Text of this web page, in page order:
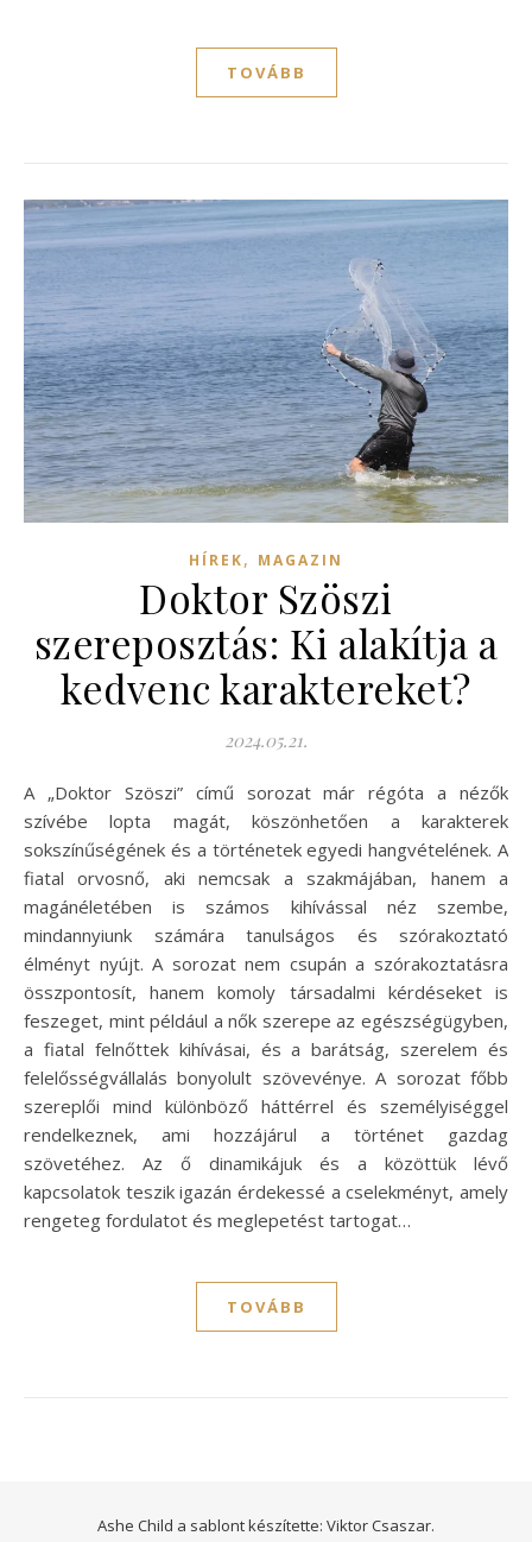
TOVÁBB
HÍREK, MAGAZIN
Doktor Szöszi
szereposztás: Ki alakítja a
kedvenc karaktereket?
2024.05.21.
A „Doktor Szöszi” című sorozat már régóta a nézők
szívébe lopta magát, köszönhetően a karakterek
sokszínűségének és a történetek egyedi hangvételének. A
fiatal orvosnő, aki nemcsak a szakmájában, hanem a
magánéletében is számos kihívással néz szembe,
mindannyiunk számára tanulságos és szórakoztató
élményt nyújt. A sorozat nem csupán a szórakoztatásra
összpontosít, hanem komoly társadalmi kérdéseket is
feszeget, mint például a nők szerepe az egészségügyben,
a fiatal felnőttek kihívásai, és a barátság, szerelem és
felelősségvállalás bonyolult szövevénye. A sorozat főbb
szereplői mind különböző háttérrel és személyiséggel
rendelkeznek, ami hozzájárul a történet gazdag
szövetéhez. Az ő dinamikájuk és a közöttük lévő
kapcsolatok teszik igazán érdekessé a cselekményt, amely
rengeteg fordulatot és meglepetést tartogat…
TOVÁBB
Ashe Child a sablont készítette: Viktor Csaszar.